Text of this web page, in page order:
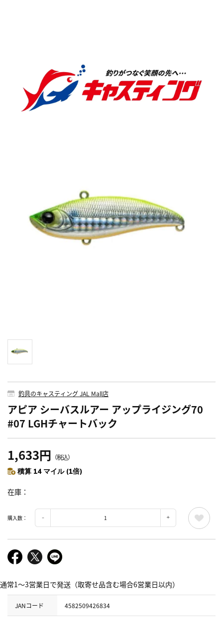
釣具のキャスティング JAL Mall店
アピア シーバスルアー アップライジング70
#07 LGHチャートバック
1,633円 （税込）
積算 14 マイル (1倍)
在庫
購入数：
通常1～3営業日で発送（取寄せ品含む場合6営業日以内）
JANコード 4582509426834